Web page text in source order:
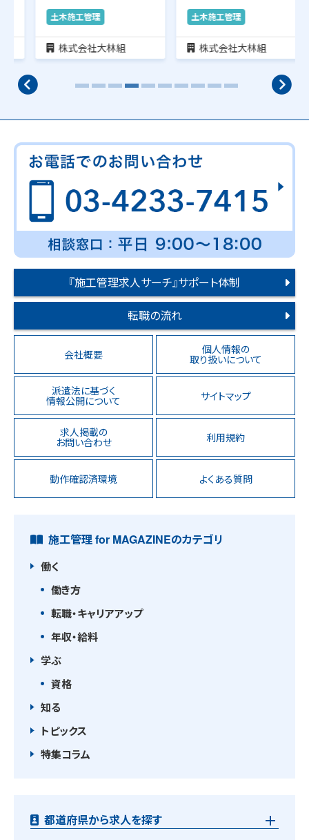
のお仕事です。安…
土木施工管理
株式会社大林組
のお仕事です。安…
土木施工管理
株式会社大林組
『施工管理求人サーチ』サポート体制
転職の流れ
会社概要 個人情報の
取り扱いについて
派遣法に基づく
情報公開について サイトマップ
求人掲載の
お問い合わせ 利用規約
動作確認済環境 よくある質問
施工管理 for MAGAZINEのカテゴリ
働く
働き方
転職・キャリアアップ
年収・給料
学ぶ
資格
知る
トピックス
特集コラム
都道府県から求人を探す